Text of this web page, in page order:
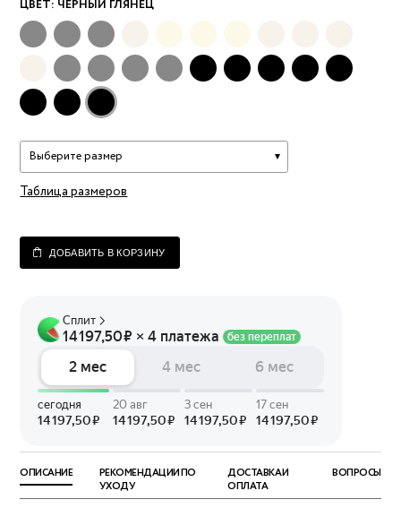
ЦВЕТ: ЧЕРНЫЙ ГЛЯНЕЦ
Выберите размер
Таблица размеров
ДОБАВИТЬ В КОРЗИНУ
ОПИСАНИЕ
РЕКОМЕНДАЦИИ ПО
УХОДУ
ДОСТАВКА И
ОПЛАТА
ВОПРОСЫ